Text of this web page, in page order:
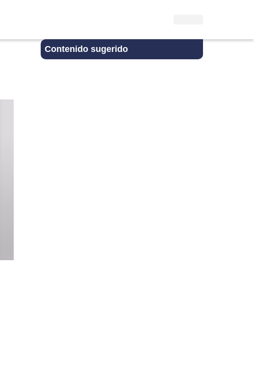
Contenido sugerido